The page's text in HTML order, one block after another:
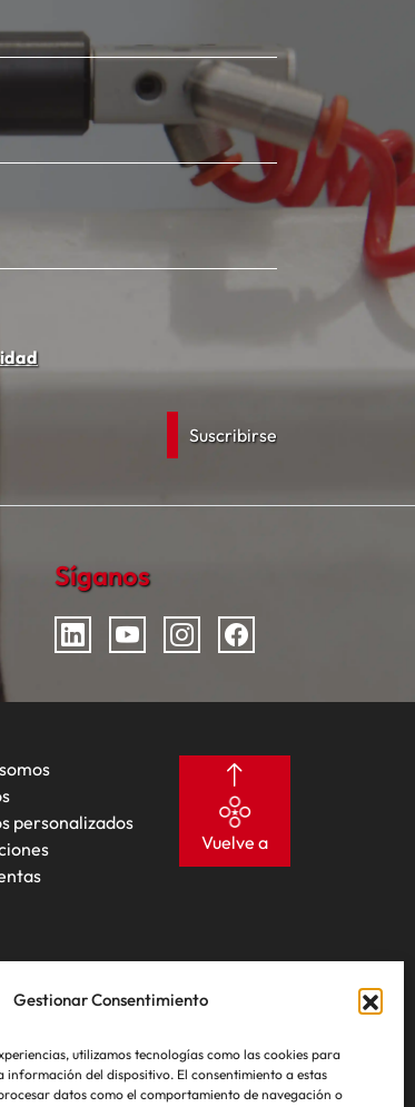
Gestionar Consentimiento
utilizamos tecnologías como las cookies para
información del dispositivo. El consentimiento a estas
datos como el comportamiento de navegación o
Síganos
personalizados
Vuelve a